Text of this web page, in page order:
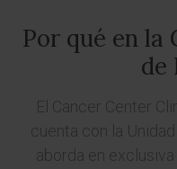
Por qué en la
de
El Cancer Center
cuenta con la
aborda en